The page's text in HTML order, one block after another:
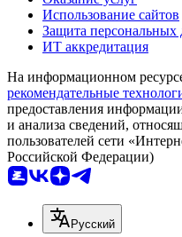
Использование сайтов
Защита персональных
ИТ аккредитация
На информационном
рекомендательные
предоставления
и анализа сведений,
пользователей сети
Российской Федерации)
Русский